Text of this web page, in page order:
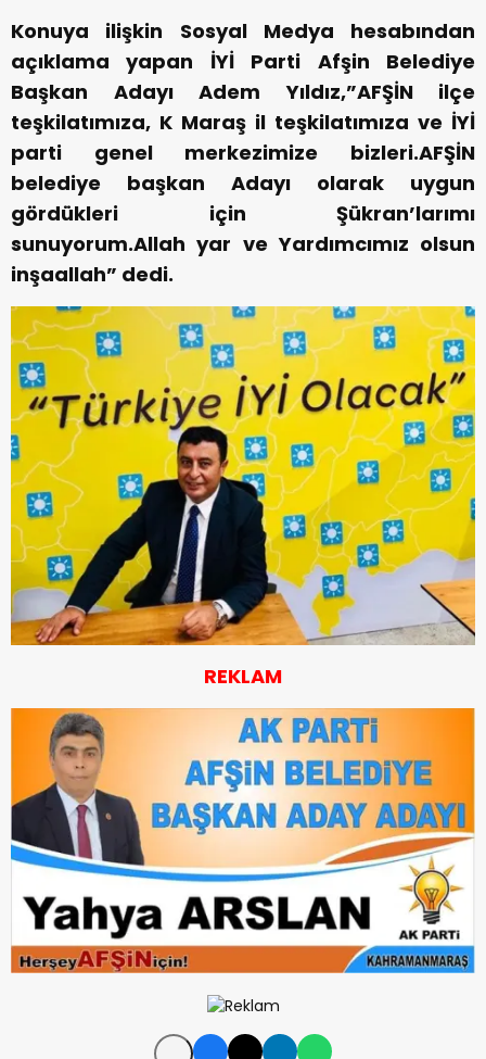
Konuya ilişkin Sosyal Medya hesabından
açıklama yapan İYİ Parti Afşin Belediye
Başkan Adayı Adem Yıldız,”AFŞİN ilçe
teşkilatımıza, K Maraş il teşkilatımıza ve İYİ
parti genel merkezimize bizleri.AFŞİN
belediye başkan Adayı olarak uygun
gördükleri için Şükran’larımı
sunuyorum.Allah yar ve Yardımcımız olsun
inşaallah” dedi.
REKLAM